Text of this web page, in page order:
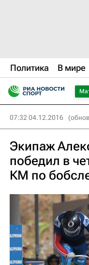
Политика В мире
07:32 04.12.2016
Экипаж
победил в
КМ по